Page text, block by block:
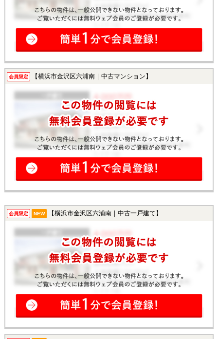
会員限定 【横浜市金沢区六浦南｜中古マンション】
会員限定 NEW 【横浜市金沢区六浦南｜中古一戸建て】